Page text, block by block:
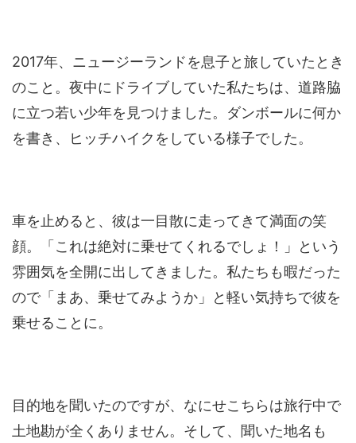
2017年、ニュージーランドを息子と旅していたとき
のこと。夜中にドライブしていた私たちは、道路脇
に立つ若い少年を見つけました。ダンボールに何か
を書き、ヒッチハイクをしている様子でした。
車を止めると、彼は一目散に走ってきて満面の笑
顔。「これは絶対に乗せてくれるでしょ！」という
雰囲気を全開に出してきました。私たちも暇だった
ので「まあ、乗せてみようか」と軽い気持ちで彼を
乗せることに。
目的地を聞いたのですが、なにせこちらは旅行中で
土地勘が全くありません。そして、聞いた地名も